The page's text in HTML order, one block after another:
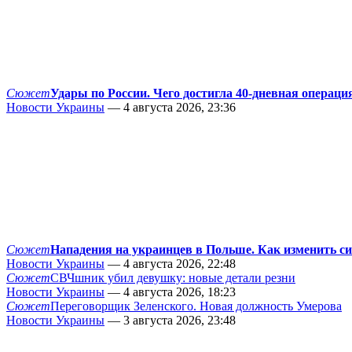
СюжетУдары по России. Чего достигла 40-дневная
Новости Украины — 4 августа 2026, 23:36
СюжетНападения на украинцев в Польше. Как изменить
Новости Украины — 4 августа 2026, 22:48
СюжетСВЧшник убил девушку: новые детали резни
Новости Украины — 4 августа 2026, 18:23
СюжетПереговорщик Зеленского. Новая должность Умерова
Новости Украины — 3 августа 2026, 23:48